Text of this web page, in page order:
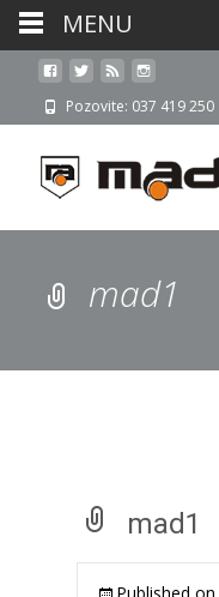
Pozovite: 037 419 250
mad1
mad1
MENU